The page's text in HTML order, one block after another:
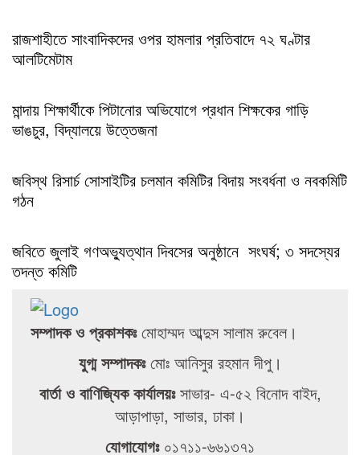
রাজশাহীতে সাংবাদিকদের ওপর হামলার প্রতিবাদে ৭২ ঘণ্টার
আলটিমেটাম
মান্দায় শিক্ষার্থীকে পিটানোর অভিযোগে প্রধান শিক্ষকের গাড়ি
ভাঙচুর, বিদ্যালয়ে উত্তেজনা
জবিস্থ রিসার্চ সোসাইটির চলমান কমিটির বিদায় সংবর্ধনা ও নবকমিটি
গঠন
জবিতে জুলাই গণঅভ্যুত্থান দিবসের অনুষ্ঠানে সংঘর্ষ; ৩ সদস্যের
তদন্ত কমিটি
সম্পাদক ও প্রকাশকঃমোহাম্মদ আব্দুস সালাম রুবেল।
যুগ্ম সম্পাদকঃমোঃ আনিসুর রহমান দীপু।
বার্তা ও বাণিজ্যিক কার্যালয়ঃসাভার- এ-৫২ বিনোদ বাইদ,
আড়াপাড়া, সাভার, ঢাকা।
যোগাযোগঃ০১৭১১-৬৬১৩৭১